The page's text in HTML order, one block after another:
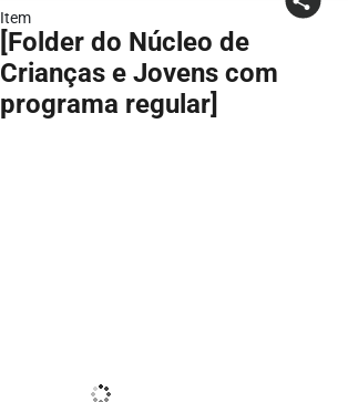
Item
[Folder do Núcleo de
Crianças e Jovens com
programa regular]